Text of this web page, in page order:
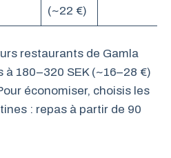
(~22 €)
restaurants de Gamla
180–320 SEK (~16–28 €)
économiser, choisis les
: repas à partir de 90